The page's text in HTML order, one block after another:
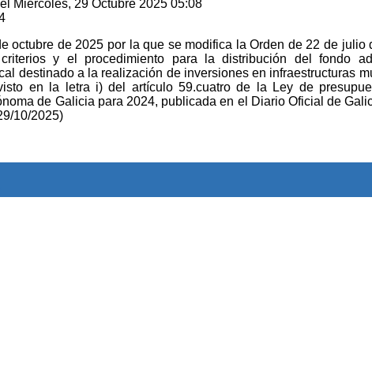
Miércoles, 29 Octubre 2025 05:08
octubre de 2025 por la que se modifica la Orden de 22 de julio
y el procedimiento para la distribución del fondo
destinado a la realización de inversiones en infraestructuras
en la letra i) del artículo 59.cuatro de la Ley de
de Galicia para 2024, publicada en el Diario Oficial de
10/2025)